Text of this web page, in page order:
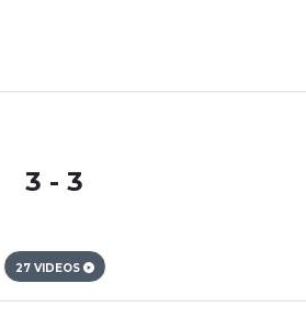
3 - 3
27 VIDEOS